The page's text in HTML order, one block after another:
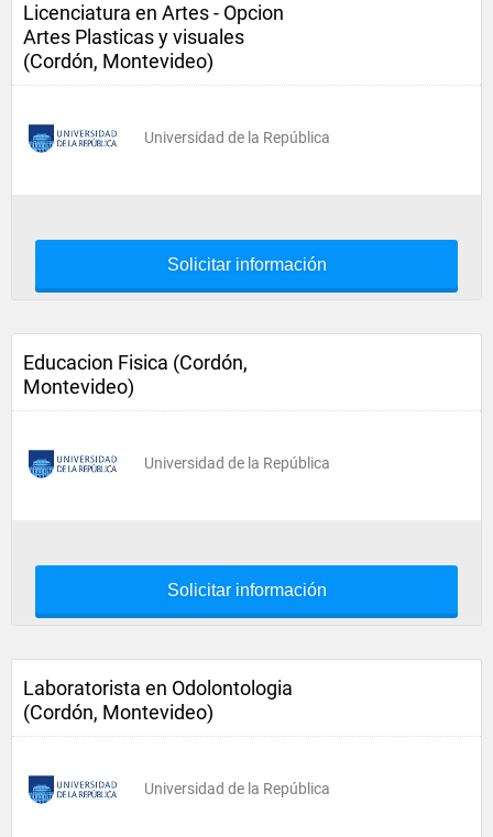
Licenciatura en Artes - Opcion
Artes Plasticas y visuales
(Cordón, Montevideo)
Universidad de la República
Solicitar información
Educacion Fisica (Cordón,
Montevideo)
Universidad de la República
Solicitar información
Laboratorista en Odolontologia
(Cordón, Montevideo)
Universidad de la República